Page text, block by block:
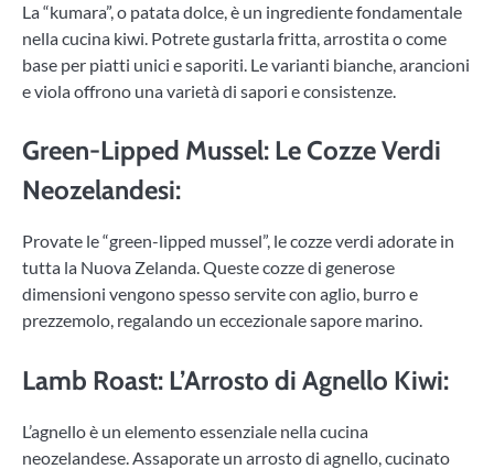
La “kumara”, o patata dolce, è un ingrediente fondamentale
nella cucina kiwi. Potrete gustarla fritta, arrostita o come
base per piatti unici e saporiti. Le varianti bianche, arancioni
e viola offrono una varietà di sapori e consistenze.
Green-Lipped Mussel: Le Cozze Verdi
Neozelandesi:
Provate le “green-lipped mussel”, le cozze verdi adorate in
tutta la Nuova Zelanda. Queste cozze di generose
dimensioni vengono spesso servite con aglio, burro e
prezzemolo, regalando un eccezionale sapore marino.
Lamb Roast: L’Arrosto di Agnello Kiwi:
L’agnello è un elemento essenziale nella cucina
neozelandese. Assaporate un arrosto di agnello, cucinato